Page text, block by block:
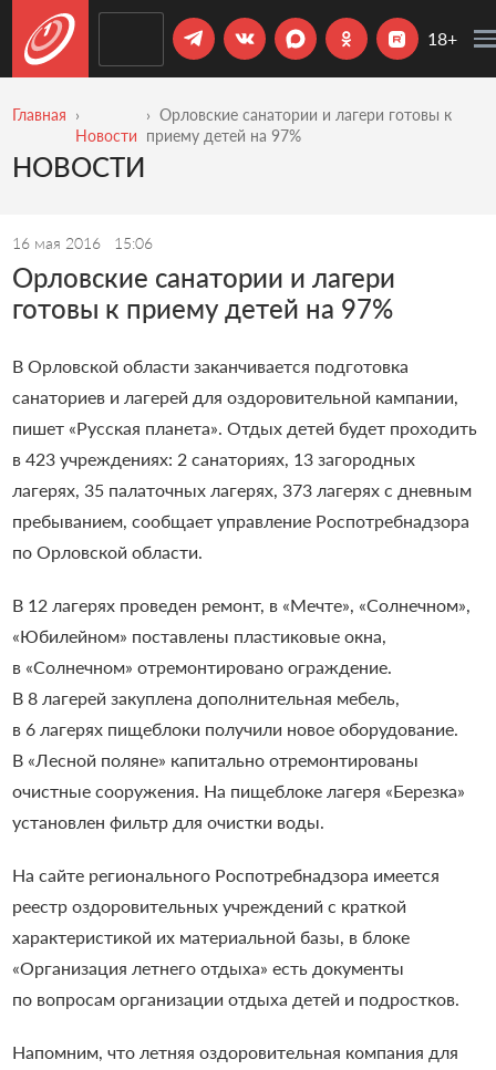
18+
Главная
Новости
Орловские санатории и лагери готовы к
приему детей на 97%
НОВОСТИ
16 мая 2016 15:06
Орловские санатории и лагери
готовы к приему детей на 97%
В Орловской области заканчивается подготовка
санаториев и лагерей для оздоровительной кампании,
пишет «Русская планета» . Отдых детей будет проходить
в 423 учреждениях: 2 санаториях, 13 загородных
лагерях, 35 палаточных лагерях, 373 лагерях с дневным
пребыванием, сообщаетуправление Роспотребнадзора
по Орловской области.
В 12 лагерях проведен ремонт, в «Мечте», «Солнечном»,
«Юбилейном» поставлены пластиковые окна,
в «Солнечном» отремонтировано ограждение.
В 8 лагерей закуплена дополнительная мебель,
в 6 лагерях пищеблоки получили новое оборудование.
В «Лесной поляне» капитально отремонтированы
очистные сооружения. На пищеблоке лагеря «Березка»
установлен фильтр для очистки воды.
На сайте регионального Роспотребнадзора имеется
реестр оздоровительных учреждений с краткой
характеристикой их материальной базы, в блоке
«Организация летнего отдыха» есть документы
по вопросам организации отдыха детей и подростков.
Напомним, что летняя оздоровительная компания для